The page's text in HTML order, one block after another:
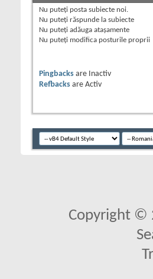
Nu puteţi posta subiecte noi.
Nu puteţi răspunde la subiecte
Nu puteţi adăuga ataşamente
Nu puteţi modifica posturile proprii
Pingbacks are
Inactiv
Refbacks are Activ
Copyright ©